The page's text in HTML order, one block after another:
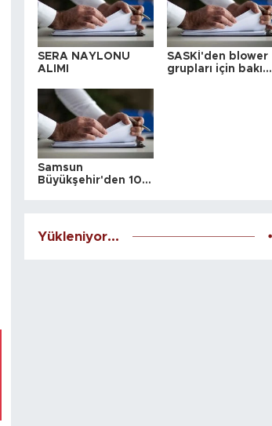
SERA NAYLONU
ALIMI
SASKİ'den blower
grupları için bakım
Samsun
Büyükşehir'den 10
Yükleniyor...